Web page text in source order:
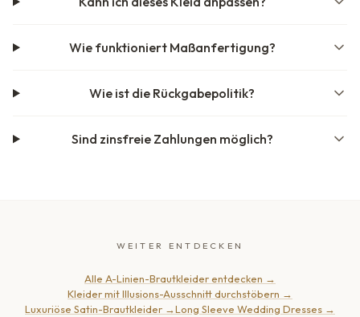
Wie funktioniert Maßanfertigung?
Wie ist die Rückgabepolitik?
Sind zinsfreie Zahlungen möglich?
WEITER ENTDECKEN
Alle A-Linien-Brautkleider entdecken →
Kleider mit Illusions-Ausschnitt durchstöbern →
Luxuriöse Satin-Brautkleider →Long Sleeve Wedding Dresses →